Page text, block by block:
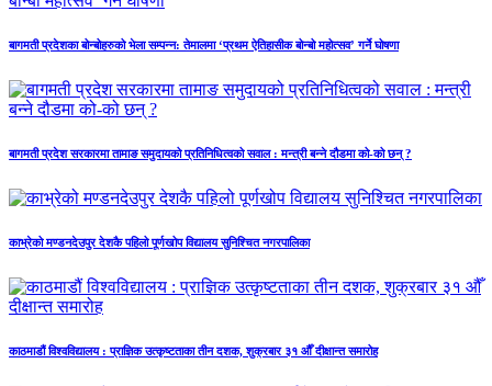
बागमती प्रदेशका बोन्बोहरुको भेला सम्पन्न: तेमालमा ‘प्रथम ऐतिहासीक बोन्बो महोत्सव’ गर्ने घोषणा
बागमती प्रदेश सरकारमा तामाङ समुदायको प्रतिनिधित्वको सवाल : मन्त्री बन्ने दौडमा को‐को छन् ?
काभ्रेको मण्डनदेउपुर देशकै पहिलो पूर्णखोप विद्यालय सुनिश्चित नगरपालिका
काठमाडौं विश्वविद्यालय : प्राज्ञिक उत्कृष्टताका तीन दशक, शुक्रबार ३१ औँ दीक्षान्त समारोह